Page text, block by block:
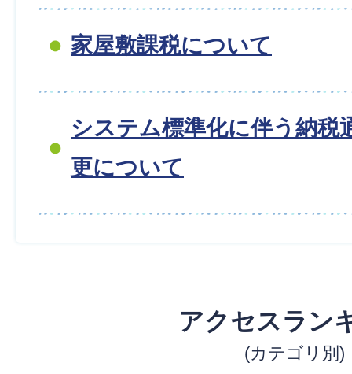
家屋敷課税について
システム標準化に伴う納税
更について
アクセスラン
(カテゴリ別)